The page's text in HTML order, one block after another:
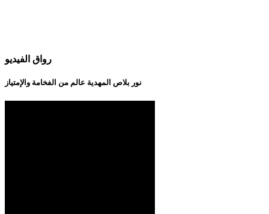
رواق الفيديو
نور بلاص المهدية عالم من الفخامة والإمتياز